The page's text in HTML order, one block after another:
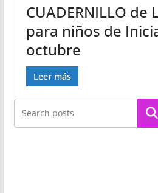
CUADERNILLO de
para niños de
octubre
Leer más